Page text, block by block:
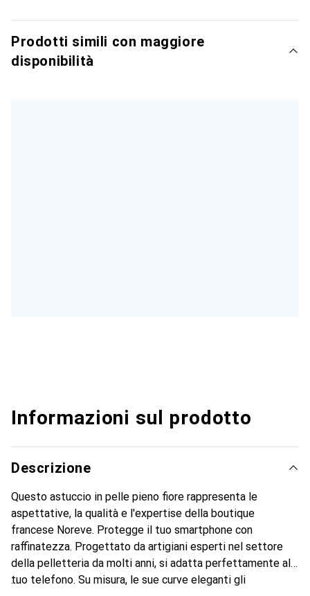
Prodotti simili con maggiore
disponibilità
Informazioni sul prodotto
Descrizione
Questo astuccio in pelle pieno fiore rappresenta le
aspettative, la qualità e l'expertise della boutique
francese Noreve. Protegge il tuo smartphone con
raffinatezza. Progettato da artigiani esperti nel settore
della pelletteria da molti anni, si adatta perfettamente al
tuo telefono. Su misura, le sue curve eleganti gli